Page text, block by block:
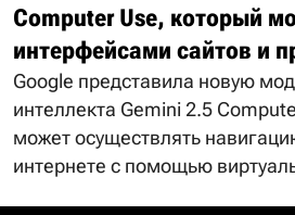
Computer Use, который
интерфейсами сайтов и
Google представила новую
интеллекта Gemini 2.5
может осуществлять
интернете с помощью